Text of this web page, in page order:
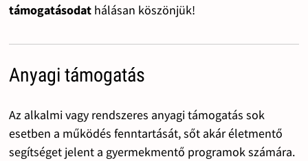
támogatásodat hálásan köszönjük!
Anyagi támogatás
Az alkalmi vagy rendszeres anyagi támogatás sok
esetben a működés fenntartását, sőt akár életmentő
segítséget jelent a gyermekmentő programok számára.